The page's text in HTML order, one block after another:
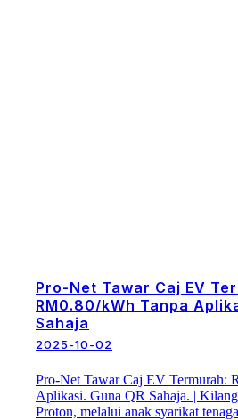
Pro-Net Tawar Caj EV
RM0.80/kWh Tanpa
Sahaja
2025-10-02
Pro-Net Tawar Caj EV Termurah:
Aplikasi. Guna QR Sahaja. |
Proton, melalui anak syarikat